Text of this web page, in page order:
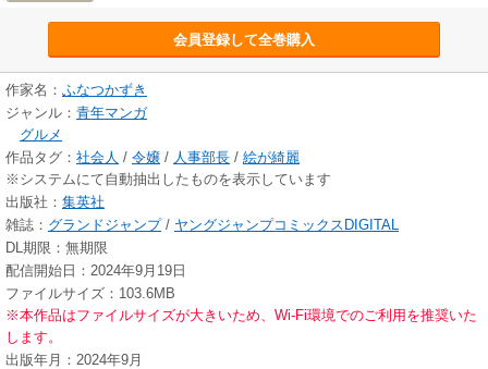
会員登録して全巻購入
作家名： ふなつかずき
ジャンル： 青年マンガ
グルメ
作品タグ： 社会人 / 令嬢 / 人事部長 / 絵が綺麗
※システムにて自動抽出したものを表示しています
出版社： 集英社
雑誌： グランドジャンプ/ ヤングジャンプコミックスDIGITAL
DL期限：無期限
配信開始日：2024年9月19日
ファイルサイズ：103.6MB
※本作品はファイルサイズが大きいため、Wi-Fi環境でのご利用を推奨いた
します。
出版年月：2024年9月